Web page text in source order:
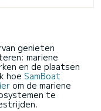
genieten
mariene
en de plaatsen
hoe SamBoat
om de mariene
te